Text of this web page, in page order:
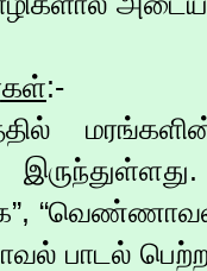
:-
பாடல் பெற்ற